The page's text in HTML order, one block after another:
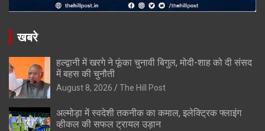
खबरे
हल्द्वानी में खरगे ने फूंका चुनावी बिगुल, मोदी-शाह को दी संसद
में बहस की चुनौती
August 8, 2026 The Hill Post
अल्मोड़ा में स्वदेशी तकनीक का कमाल, इलेक्ट्रिक फ्लाइंग
व्हीकल की सफल ट्रायल उड़ान